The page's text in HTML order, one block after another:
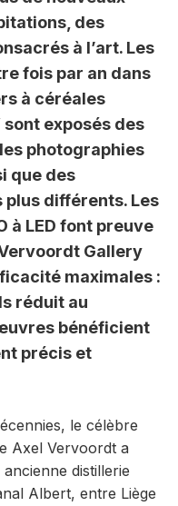
des
à l’art. Les
fois par an dans
à céréales
exposés des
photographies
que des
différents. Les
à LED font preuve
Gallery
maximales :
réduit au
bénéficient
précis et
le célèbre
Axel Vervoordt a
distillerie
Albert, entre Liège